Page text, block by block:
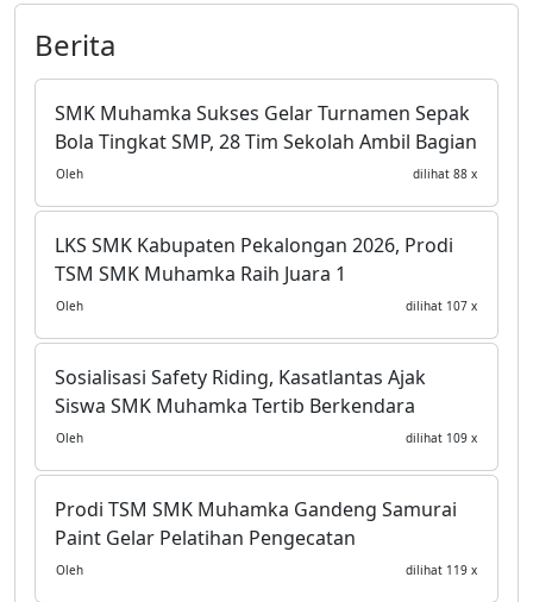
Berita
SMK Muhamka Sukses Gelar Turnamen Sepak
Bola Tingkat SMP, 28 Tim Sekolah Ambil Bagian
Oleh dilihat 88 x
LKS SMK Kabupaten Pekalongan 2026, Prodi
TSM SMK Muhamka Raih Juara 1
Oleh dilihat 107 x
Sosialisasi Safety Riding, Kasatlantas Ajak
Siswa SMK Muhamka Tertib Berkendara
Oleh dilihat 109 x
Prodi TSM SMK Muhamka Gandeng Samurai
Paint Gelar Pelatihan Pengecatan
Oleh dilihat 119 x